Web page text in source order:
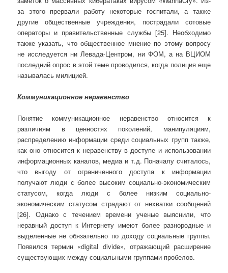
за этого прервали работу некоторые госпитали, а также
другие общественные учреждения, пострадали сотовые
операторы и правительственные службы [25]. Необходимо
также указать, что общественное мнение по этому вопросу
не исследуется ни Левада-Центром, ни ФОМ, а на ВЦИОМ
последний опрос в этой теме проводился, когда полиция еще
называлась милицией.
Коммуникационное неравенство
Понятие коммуникационное неравенство относится к
различиям в ценностях поколений, манипуляциям,
распределению информации среди социальных групп также,
как оно относится к неравенству в доступе и использовании
информационных каналов, медиа и т.д. Поначалу считалось,
что выгоду от ограниченного доступа к информации
получают люди с более высоким социально-экономическим
статусом, когда люди с более низким социально-
экономическим статусом страдают от нехватки сообщений
[26]. Однако с течением времени ученые выяснили, что
неравный доступ к Интернету имеют более разнородные и
выделенные не обязательно по доходу социальные группы.
Появился термин «digital divide», отражающий расширение
существующих между социальными группами пробелов.